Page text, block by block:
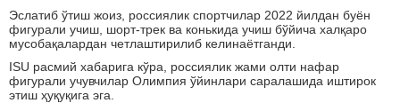
Эслатиб ўтиш жоиз, россиялик спортчилар 2022 йилдан буён
фигурали учиш, шорт-трек ва конькида учиш бўйича халқаро
мусобақалардан четлаштирилиб келинаётганди.
ISU расмий хабарига кўра, россиялик жами олти нафар
фигурали учувчилар Олимпия ўйинлари саралашида иштирок
этиш ҳуқуқига эга.